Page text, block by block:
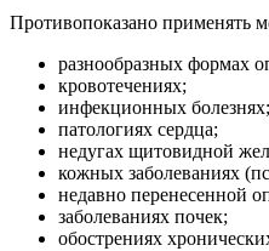
Противопоказано применять
разнообразных формах
кровотечениях;
инфекционных болезнях;
патологиях сердца;
недугах щитовидной
кожных заболеваниях
недавно перенесенной
заболеваниях почек;
обострениях